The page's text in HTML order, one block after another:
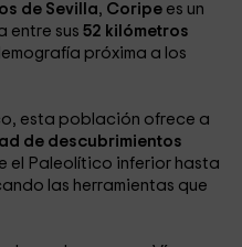
de Sevilla, Coripe es un
entre sus 52 kilómetros
próxima a los
esta población ofrece a
de descubrimientos
el Paleolítico inferior hasta
las herramientas que